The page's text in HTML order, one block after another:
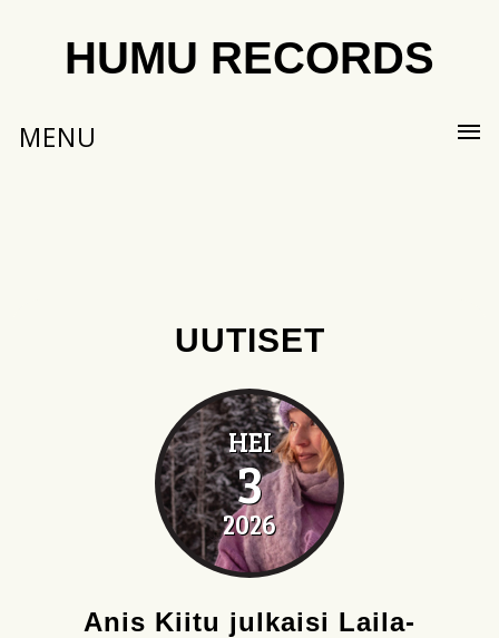
HUMU RECORDS
MENU
UUTISET
HEI
3
2026
Anis Kiitu julkaisi Laila-